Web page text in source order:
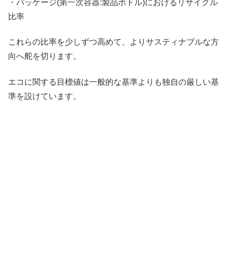
・パッケージ(第一次容器:製品ボトル)におけるリサイクル
比率
これらの比率を少しずつ高めて、よりサスティナブルな方
向へ舵を切ります。
エコに関する目標値は一般的な基準よりも独自の厳しい基
準を設けています。